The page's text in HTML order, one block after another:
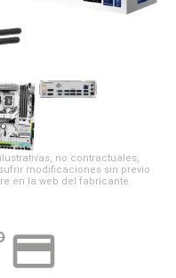
no contractuales,
modificaciones sin previo
en la web del fabricante.
credit_card